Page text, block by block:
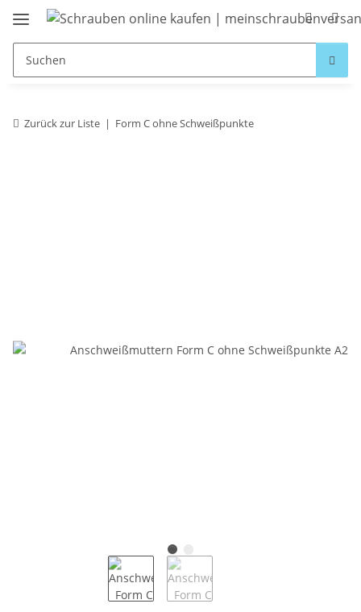
Zurück zur Liste Form C ohne Schweißpunkte